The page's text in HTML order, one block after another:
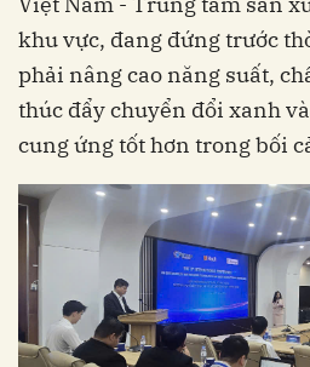
khu vực, đang đứng trước
phải nâng cao năng suất,
thúc đẩy chuyển đổi xanh
cung ứng tốt hơn trong bối